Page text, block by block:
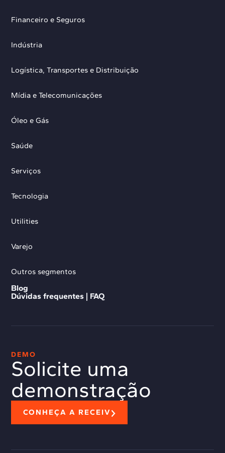
Financeiro e Seguros
Indústria
Logística, Transportes e Distribuição
Mídia e Telecomunicações
Óleo e Gás
Saúde
Serviços
Tecnologia
Utilities
Varejo
Outros segmentos
Blog
Dúvidas frequentes | FAQ
DEMO
Solicite uma
demonstração
CONHEÇA A RECEIV